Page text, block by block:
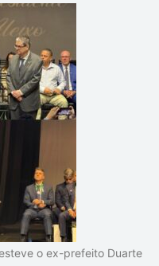
o ex-prefeito Duarte